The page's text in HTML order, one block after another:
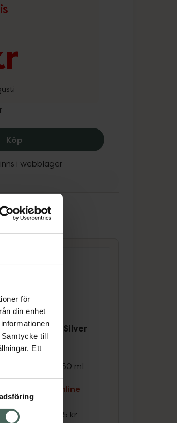
för
din enhet
Samtycke till
Ett
Köp Ida Warg Beauty Silver Hair Mask,
i webblager
5 i omdöme
Warg Beauty Silver
schampo med
pigment 250 ml
Kampanjpris online
108 kr
Tidigare pris: 135 kr